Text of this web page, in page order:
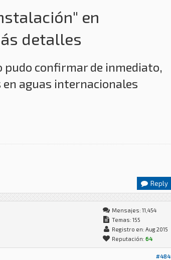
en
detalles
pudo confirmar de inmediato,
en aguas internacionales
Reply
Mensajes: 11,454
Temas: 155
Registro en: Aug 2015
Reputación: 64
#484